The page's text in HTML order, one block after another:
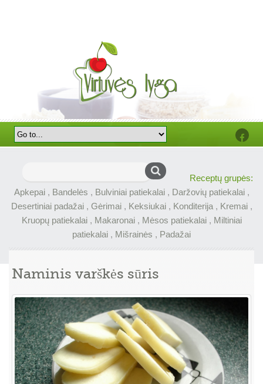
Receptų grupės:
Apkepai, Bandelės , Bulviniai patiekalai, Daržovių patiekalai,
Desertiniai padažai, Gėrimai, Keksiukai, Konditerija, Kremai,
Kruopų patiekalai, Makaronai, Mėsos patiekalai, Miltiniai
patiekalai , Mišrainės , Padažai
Naminis varškės sūris